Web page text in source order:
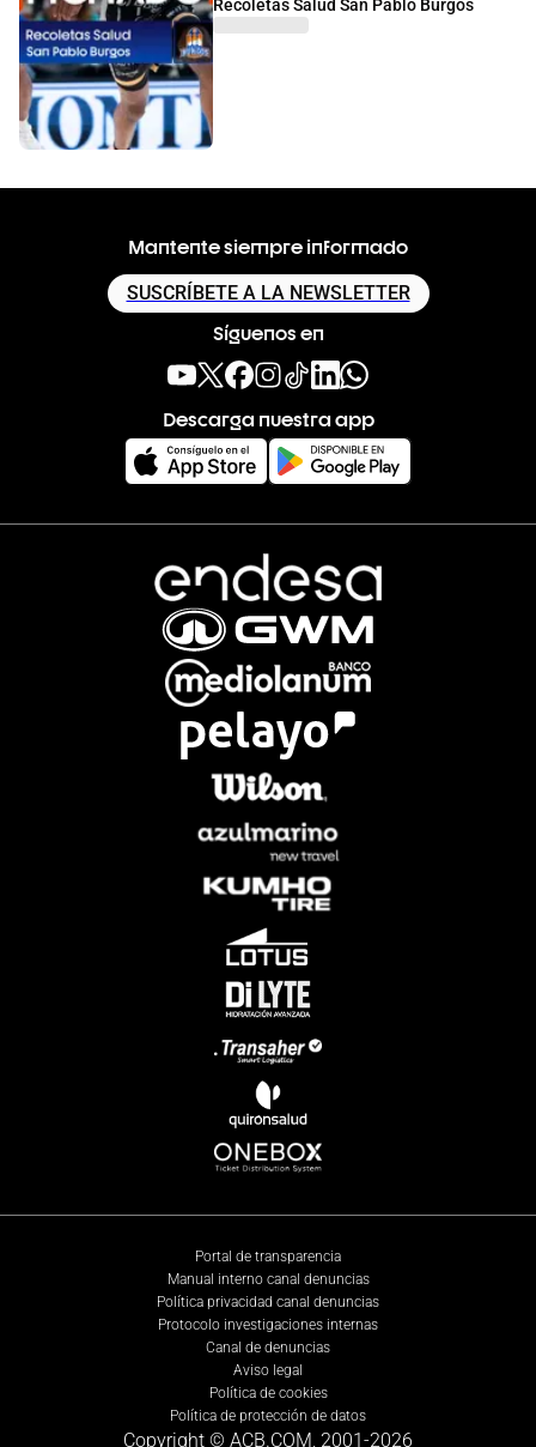
Recoletas Salud San Pablo Burgos
Mantente siempre informado
SUSCRÍBETE A LA NEWSLETTER
Síguenos en
Descarga nuestra app
Portal de transparencia
Manual interno canal denuncias
Política privacidad canal denuncias
Protocolo investigaciones internas
Canal de denuncias
Aviso legal
Política de cookies
Política de protección de datos
Copyright © ACB.COM, 2001-2026